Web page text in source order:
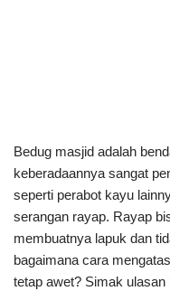
Bedug masjid adalah
keberadaannya sangat
seperti perabot kayu
serangan rayap. Rayap
membuatnya lapuk dan
bagaimana cara
tetap awet? Simak ulasan